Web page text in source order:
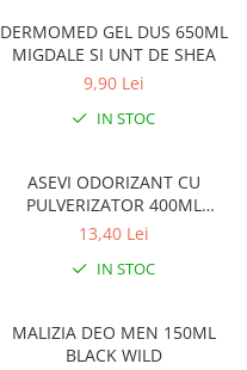
DERMOMED GEL DUS 650ML
MIGDALE SI UNT DE SHEA
9,90 Lei
IN STOC
ASEVI ODORIZANT CU
PULVERIZATOR 400ML
PRIMAVERA
13,40 Lei
IN STOC
MALIZIA DEO MEN 150ML
BLACK WILD